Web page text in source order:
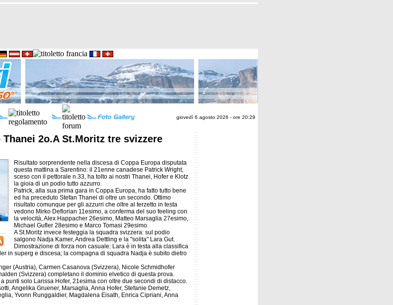
giovedì 6 agosto 2026 - ore 20:29
Thanei 2o.A St.Moritz tre svizzere
Risultato sorprendente nella discesa di Coppa Europa disputata
questa mattina a Sarentino: il 21enne canadese Patrick Wright,
sceso con il pettorale n.33, ha tolto ai nostri Thanei, Hofer e Klotz
la gioia di un podio tutto azzurro.
Patrick, alla sua prima gara in Coppa Europa, ha fatto tutto bene
ed ha preceduto Stefan Thanei di oltre un secondo. Ottimo
risultato comunque per gli azzurri che oltre al terzetto in testa
vedono Mirko Deflorian 11esimo, a conferma del suo feeling con
la velocità, Alex Happacher 26esimo, Matteo Marsaglia 27esimo,
Michael Gufler 28esimo e Marco Tomasi 29esimo.
A St.Moritz invece festeggia la squadra svizzera: sul podio
salgono Nadja Kamer, Andrea Dettling e la "solita" Lara Gut.
Dimostrazione di forza non casuale: Lara è in testa alla classifica
in superg e discesa; la compagna di squadra Nadja è subito dietro
(Austria), Carmen Casanova (Svizzera), Nicole Schmidhofer
(Svizzera) completano il dominio elvetico di questa prova.
punti solo Larissa Hofer, 21esima con oltre due secondi di distacco.
Angelika Gruener, Marsaglia, Anna Hofer, Stefanie Demetz,
Yvonn Runggaldier, Magdalena Eisath, Enrica Cipriani, Anna